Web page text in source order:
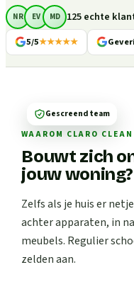
NR EV MD 125 echte
5/5★★★★★
WAAROM CLARO CLEAN
Bouwt zich
jouw woning?
Zelfs als je huis er
achter apparaten, in
meubels. Regulier
zelden aan.
Gescreend team